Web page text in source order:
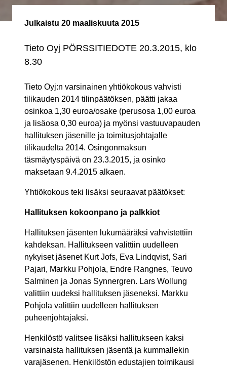
Julkaistu 20 maaliskuuta 2015
Tieto Oyj PÖRSSITIEDOTE 20.3.2015, klo
8.30
Tieto Oyj:n varsinainen yhtiökokous vahvisti
tilikauden 2014 tilinpäätöksen, päätti jakaa
osinkoa 1,30 euroa/osake (perusosa 1,00 euroa
ja lisäosa 0,30 euroa) ja myönsi vastuuvapauden
hallituksen jäsenille ja toimitusjohtajalle
tilikaudelta 2014. Osingonmaksun
täsmäytyspäivä on 23.3.2015, ja osinko
maksetaan 9.4.2015 alkaen.
Yhtiökokous teki lisäksi seuraavat päätökset:
Hallituksen kokoonpano ja palkkiot
Hallituksen jäsenten lukumääräksi vahvistettiin
kahdeksan. Hallitukseen valittiin uudelleen
nykyiset jäsenet Kurt Jofs, Eva Lindqvist, Sari
Pajari, Markku Pohjola, Endre Rangnes, Teuvo
Salminen ja Jonas Synnergren. Lars Wollung
valittiin uudeksi hallituksen jäseneksi. Markku
Pohjola valittiin uudelleen hallituksen
puheenjohtajaksi.
Henkilöstö valitsee lisäksi hallitukseen kaksi
varsinaista hallituksen jäsentä ja kummallekin
varajäsenen. Henkilöstön edustajien toimikausi